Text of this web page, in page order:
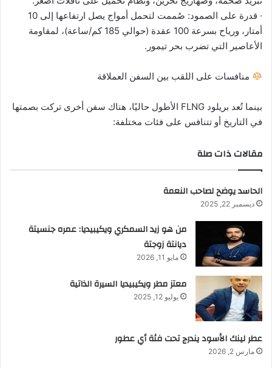
· قدرة على الصمود: صُممت لتحمل أمواج يصل ارتفاعها إلى 10
أمتار، ورياح بسرعة 100 عقدة (حوالي 185 كم/ساعة)، لمقاومة
الأعاصير التي تضرب بحر تيمور.
منافسات على اللقب بين السفن العملاقة
بينما تُعد بريلود FLNG الأطول حاليًا، هناك سفن أخرى تركت بصمتها
في التاريخ أو تتنافس على فئات مختلفة:
مقالات ذات صلة
الحاسد يوضح لصاحب النعمة
ديسمبر 22, 2025
من هو زيد السمكري ويكيبيديا: عمره جنسيتة
ديانتة زوجتة
مايو 11, 2026
معتز مطر ويكيبيديا السيرة الذاتية
يوليو 12, 2025
عطر لينك الأسود يندرج تحت فئة أي عطور
مارس 2, 2026